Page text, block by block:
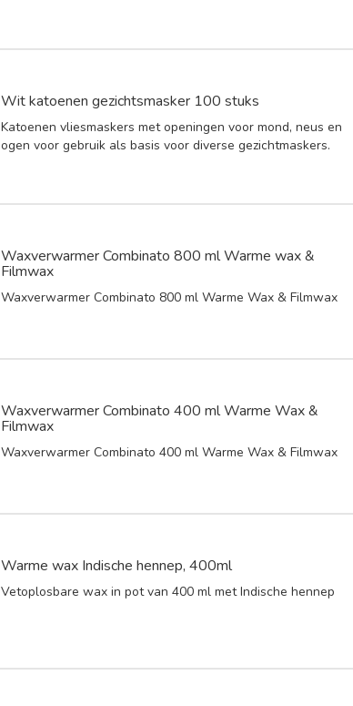
Wit katoenen gezichtsmasker 100 stuks
Katoenen vliesmaskers met openingen voor mond, neus en
ogen voor gebruik als basis voor diverse gezichtmaskers.
Waxverwarmer Combinato 800 ml Warme wax &
Filmwax
Waxverwarmer Combinato 800 ml Warme Wax & Filmwax
Waxverwarmer Combinato 400 ml Warme Wax &
Filmwax
Waxverwarmer Combinato 400 ml Warme Wax & Filmwax
Warme wax Indische hennep, 400ml
Vetoplosbare wax in pot van 400 ml met Indische hennep